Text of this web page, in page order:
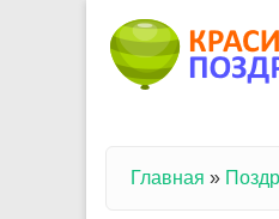
Вы здесь
Главная »